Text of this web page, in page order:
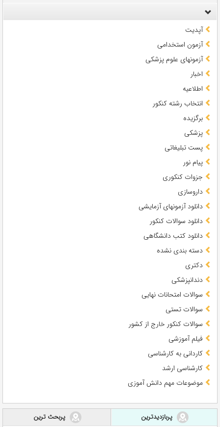
آپدیت
آزمون استخدامی
آزمونهای علوم پزشکی
اخبار
اطلاعیه
انتخاب رشته کنکور
برگزیده
پزشکی
پست تبلیغاتی
پیام نور
جزوات کنکوری
داروسازی
دانلود آزمونهای آزمایشی
دانلود سوالات کنکور
دانلود کتب دانشگاهی
دسته بندی نشده
دکتری
دندانپزشکی
سوالات امتحانات نهایی
سوالات تستی
سوالات کنکور خارج از کشور
فیلم آموزشی
کاردانی به کارشناسی
کارشناسی ارشد
موضوعات مهم دانش آموزی
پربازدیدترین
پربحث ترین